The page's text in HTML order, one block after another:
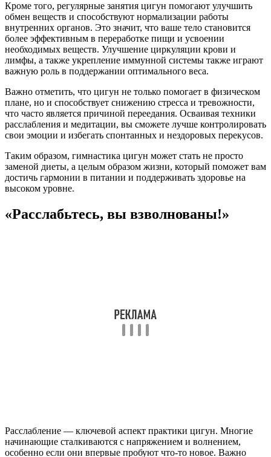
Кроме того, регулярные занятия цигун помогают улучшить
обмен веществ и способствуют нормализации работы
внутренних органов. Это значит, что ваше тело становится
более эффективным в переработке пищи и усвоении
необходимых веществ. Улучшение циркуляции крови и
лимфы, а также укрепление иммунной системы также играют
важную роль в поддержании оптимального веса.
Важно отметить, что цигун не только помогает в физическом
плане, но и способствует снижению стресса и тревожности,
что часто является причиной переедания. Осваивая техники
расслабления и медитации, вы сможете лучше контролировать
свои эмоции и избегать спонтанных и нездоровых перекусов.
Таким образом, гимнастика цигун может стать не просто
заменой диеты, а целым образом жизни, который поможет вам
достичь гармонии в питании и поддерживать здоровье на
высоком уровне.
«Расслабьтесь, вы взволнованы!»
Расслабление — ключевой аспект практики цигун. Многие
начинающие сталкиваются с напряжением и волнением,
особенно если они впервые пробуют что-то новое. Важно